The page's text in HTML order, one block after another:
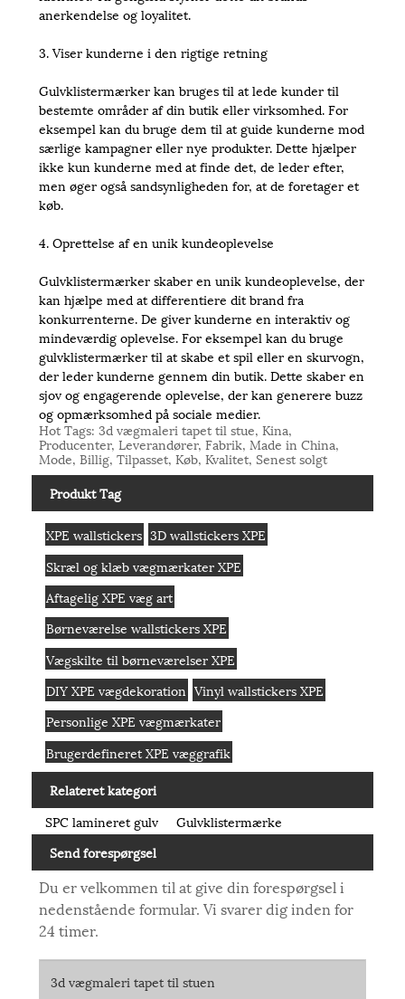
anerkendelse og loyalitet.
3. Viser kunderne i den rigtige retning
Gulvklistermærker kan bruges til at lede kunder til
bestemte områder af din butik eller virksomhed. For
eksempel kan du bruge dem til at guide kunderne mod
særlige kampagner eller nye produkter. Dette hjælper
ikke kun kunderne med at finde det, de leder efter,
men øger også sandsynligheden for, at de foretager et
køb.
4. Oprettelse af en unik kundeoplevelse
Gulvklistermærker skaber en unik kundeoplevelse, der
kan hjælpe med at differentiere dit brand fra
konkurrenterne. De giver kunderne en interaktiv og
mindeværdig oplevelse. For eksempel kan du bruge
gulvklistermærker til at skabe et spil eller en skurvogn,
der leder kunderne gennem din butik. Dette skaber en
sjov og engagerende oplevelse, der kan generere buzz
og opmærksomhed på sociale medier.
Hot Tags: 3d vægmaleri tapet til stue, Kina,
Producenter, Leverandører, Fabrik, Made in China,
Mode, Billig, Tilpasset, Køb, Kvalitet, Senest solgt
Produkt Tag
XPE wallstickers 3D wallstickers XPE
Skræl og klæb vægmærkater XPE
Aftagelig XPE væg art
Børneværelse wallstickers XPE
Vægskilte til børneværelser XPE
DIY XPE vægdekoration Vinyl wallstickers XPE
Personlige XPE vægmærkater
Brugerdefineret XPE væggrafik
Relateret kategori
SPC lamineret gulv
Gulvklistermærke
Send forespørgsel
Du er velkommen til at give din forespørgsel i
nedenstående formular. Vi svarer dig inden for
24 timer.